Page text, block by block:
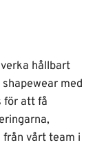
hållbart
med
för att få
från vårt team i